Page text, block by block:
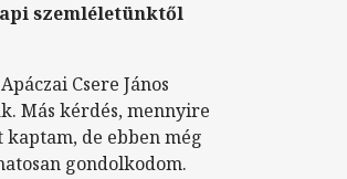
szemléletünktől
Csere János
Más kérdés, mennyire
de ebben még
gondolkodom.